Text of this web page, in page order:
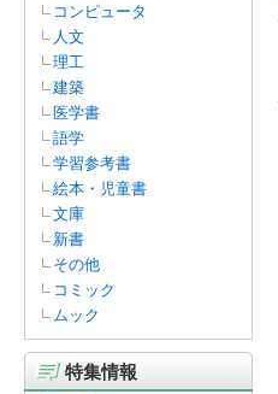
コンピュータ
人文
理工
建築
医学書
語学
学習参考書
絵本・児童書
文庫
新書
その他
コミック
ムック
特集情報